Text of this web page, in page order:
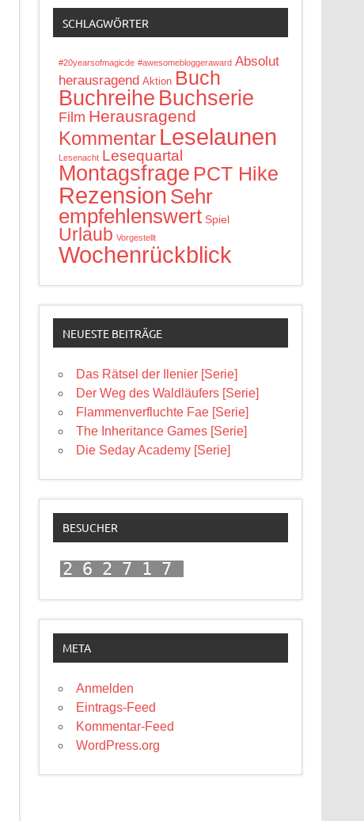
SCHLAGWÖRTER
#20yearsofmagicde #awesomebloggeraward Absolut
herausragend Aktion Buch
Buchreihe Buchserie
Film Herausragend
Kommentar Leselaunen
Lesenacht Lesequartal
Montagsfrage PCT Hike
Rezension Sehr
empfehlenswert Spiel
Urlaub Vorgestellt
Wochenrückblick
NEUESTE BEITRÄGE
Das Rätsel der Ilenier [Serie]
Der Weg des Waldläufers [Serie]
Flammenverfluchte Fae [Serie]
The Inheritance Games [Serie]
Die Seday Academy [Serie]
BESUCHER
262717
META
Anmelden
Eintrags-Feed
Kommentar-Feed
WordPress.org